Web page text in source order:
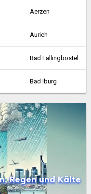
Aerzen
Aurich
Bad Fallingbostel
Bad Iburg
Bad Münder am Deister Bad Nenndorf
Bad Zwischenahn
Bassum
Beverstedt
Regen und Kälte